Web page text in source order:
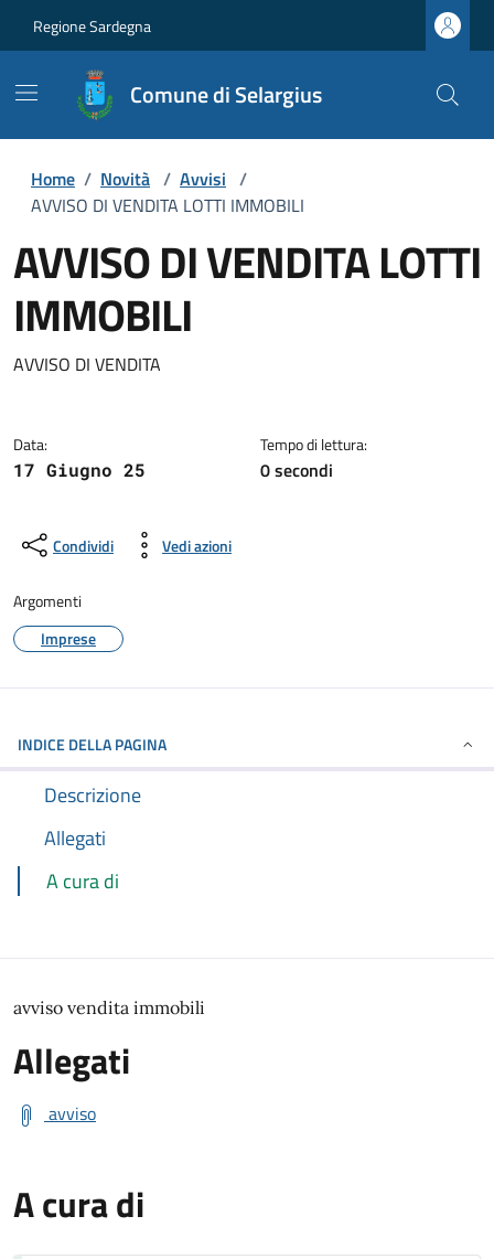
Regione Sardegna
Comune di Selargius
Home / Novità / Avvisi /
AVVISO DI VENDITA LOTTI IMMOBILI
AVVISO DI VENDITA LOTTI
IMMOBILI
Dettagli della notizia
AVVISO DI VENDITA
Data:
17 Giugno 25
Tempo di lettura:
0 secondi
Condividi Vedi azioni
Argomenti
Imprese
INDICE DELLA PAGINA
Descrizione
Allegati
A cura di
avviso vendita immobili
Allegati
avviso
A cura di